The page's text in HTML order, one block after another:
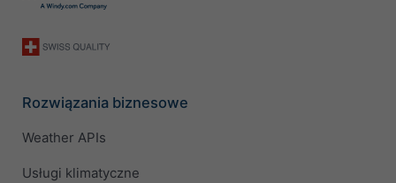
Rozwiązania biznesowe
Weather APIs
Usługi klimatyczne